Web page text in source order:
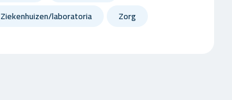
Ziekenhuizen/laboratoria
Zorg